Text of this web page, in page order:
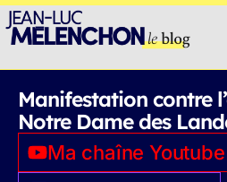
Manifestation contre
Notre Dame des
Ma chaîne Youtube